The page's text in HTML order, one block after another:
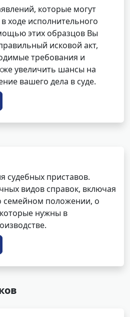
которые могут
ходе исполнительного
этих образцов Вы
исковой акт,
требования и
увеличить шансы на
вашего дела в суде.
судебных приставов.
видов справок, включая
семейном положении, о
нужны в